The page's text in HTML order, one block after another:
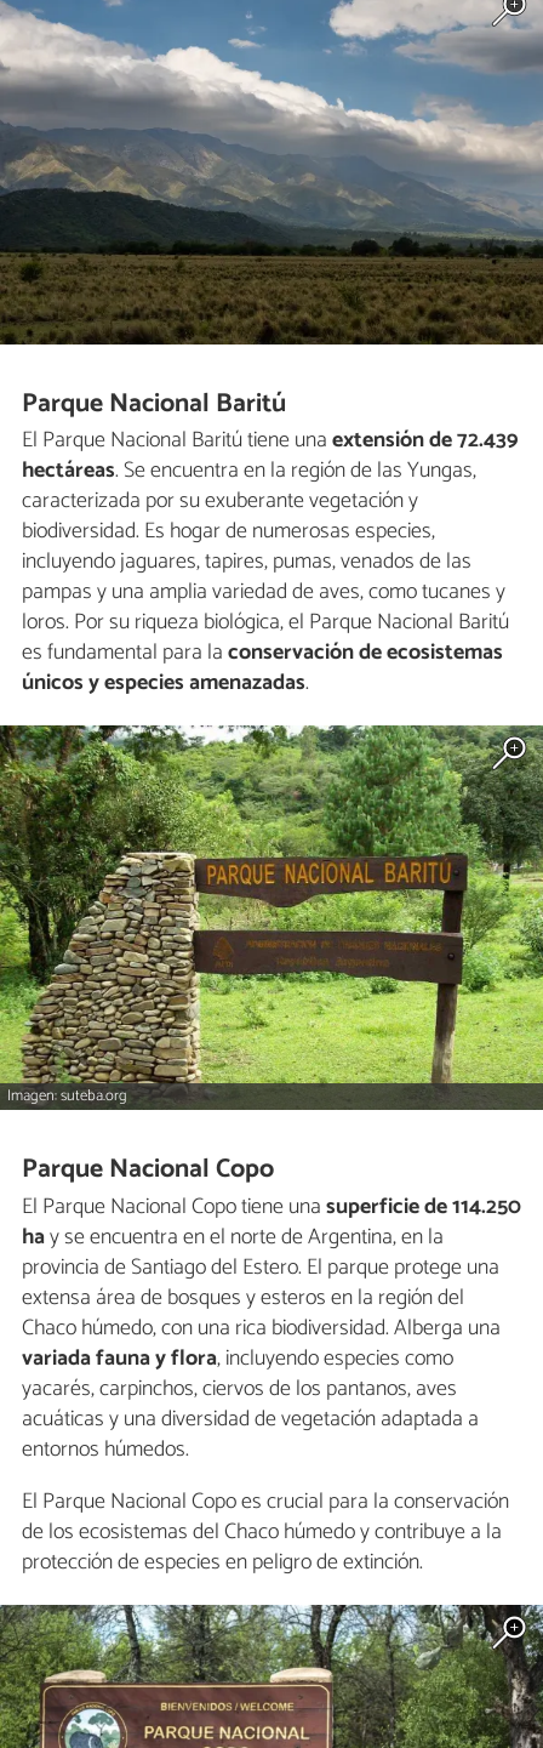
Parque Nacional Baritú
El Parque Nacional Baritú tiene unaextensión de 72.439
hectáreas. Se encuentra en la región de las Yungas,
caracterizada por su exuberante vegetación y
biodiversidad. Es hogar de numerosas especies,
incluyendo jaguares, tapires, pumas, venados de las
pampas y una amplia variedad de aves, como tucanes y
loros. Por su riqueza biológica, el Parque Nacional Baritú
es fundamental para laconservación de ecosistemas
únicos y especies amenazadas.
Imagen: suteba.org
Parque Nacional Copo
El Parque Nacional Copo tiene unasuperficie de 114.250
hay se encuentra en el norte de Argentina, en la
provincia de Santiago del Estero. El parque protege una
extensa área de bosques y esteros en la región del
Chaco húmedo, con una rica biodiversidad. Alberga una
variada fauna y flora, incluyendo especies como
yacarés, carpinchos, ciervos de los pantanos, aves
acuáticas y una diversidad de vegetación adaptada a
entornos húmedos.
El Parque Nacional Copo es crucial para la conservación
de los ecosistemas del Chaco húmedo y contribuye a la
protección de especies en peligro de extinción.